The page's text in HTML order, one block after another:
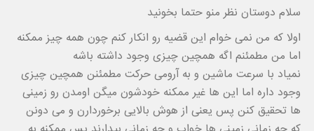
سلام دوستان نظر منو حتما بخونید
اولا که من نمی خوام این قضیه رو انکار کنم چون همه چیز ممکنه
اما من مطمئنم اگه همچین چیزی وجود داشته باشه
نمیاد با سرعت ماشین و به آرومی حرکت مطمئنن همچین چیزی
وجود داره اما این ها غیر ممکنه خودشون میگن اومدن رو زمینی
ها تحقیق کنن پس یعنی از هوش بالایی برخوردارن و می دونن